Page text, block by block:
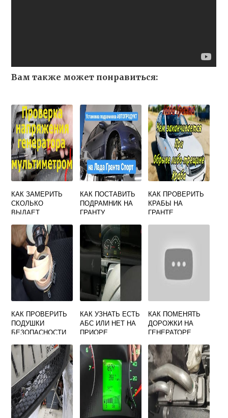
Вам также может понравиться:
КАК ЗАМЕРИТЬ
СКОЛЬКО
ВЫДАЕТ
ПРИОРЕ
КАК ПОСТАВИТЬ
ПОДРАМНИК НА
ГРАНТУ
КАК ПРОВЕРИТЬ
КРАБЫ НА
ГРАНТЕ
КАК ПРОВЕРИТЬ
ПОДУШКИ
БЕЗОПАСНОСТИ
КАК УЗНАТЬ ЕСТЬ
АБС ИЛИ НЕТ НА
ПРИОРЕ
КАК ПОМЕНЯТЬ
ДОРОЖКИ НА
ГЕНЕРАТОРЕ